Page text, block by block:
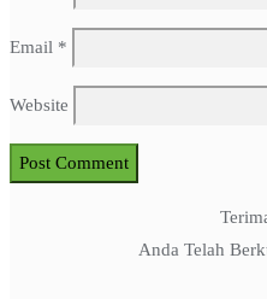
Email *
Website
Anda Telah